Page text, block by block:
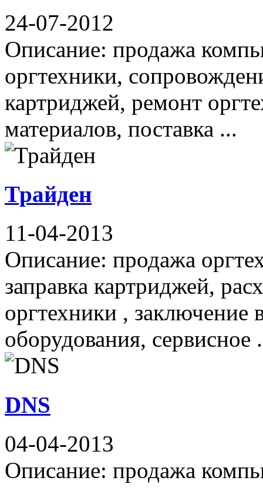
24-07-2012
Описание: продажа
оргтехники,
картриджей, ремонт
материалов, поставка ...
Трайден
11-04-2013
Описание: продажа
заправка картриджей,
оргтехники , заключение
оборудования, сервисное
DNS
04-04-2013
Описание: продажа